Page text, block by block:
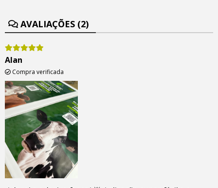
AVALIAÇÕES (2)
Alan
Compra verificada